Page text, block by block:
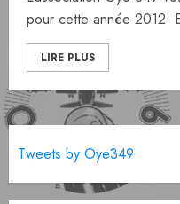
pour cette année 2012.
LIRE PLUS
Tweets by Oye349